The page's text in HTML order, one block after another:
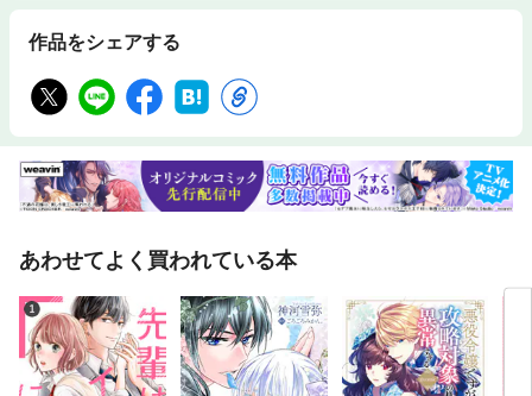
作品をシェアする
あわせてよく買われている本